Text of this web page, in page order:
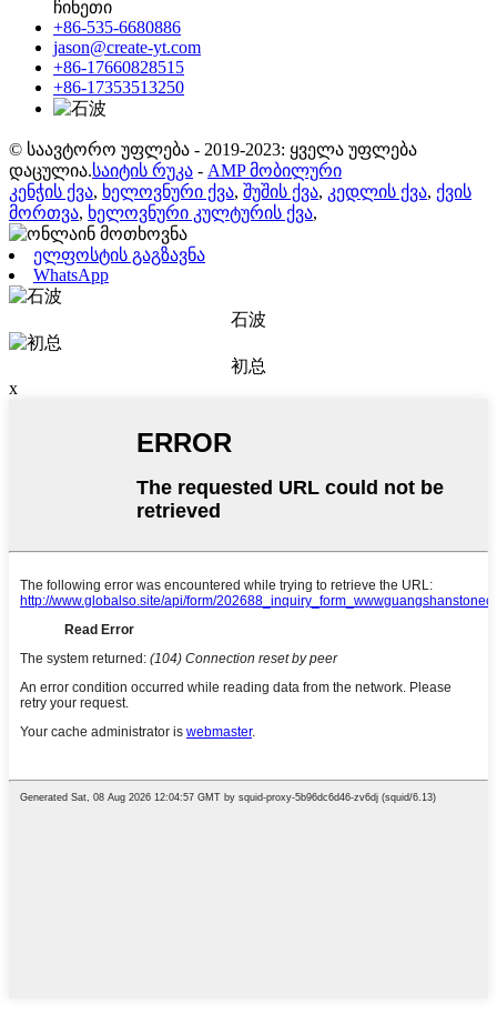
ჩინეთი
+86-535-6680886
jason@create-yt.com
+86-17660828515
+86-17353513250
© საავტორო უფლება - 2019-2023: ყველა უფლება
დაცულია.საიტის რუკა - AMP მობილური
კენჭის ქვა, ხელოვნური ქვა, შუშის ქვა, კედლის ქვა, ქვის
მორთვა, ხელოვნური კულტურის ქვა,
ელფოსტის გაგზავნა
WhatsApp
石波
初总
x